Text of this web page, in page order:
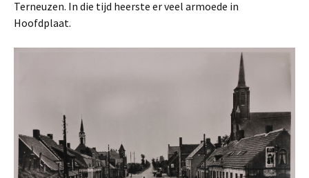
Terneuzen. In die tijd heerste er veel armoede in
Hoofdplaat.